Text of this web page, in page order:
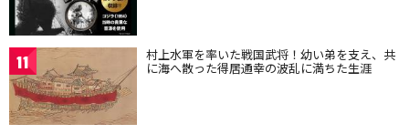
11 村上水軍を率いた戦国武将！幼い弟を支え、共
に海へ散った得居通幸の波乱に満ちた生涯